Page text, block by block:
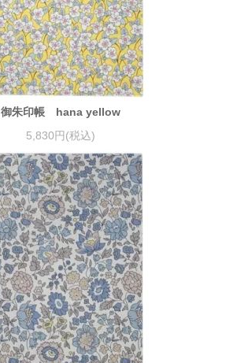
御朱印帳 hana yellow
5,830円(税込)